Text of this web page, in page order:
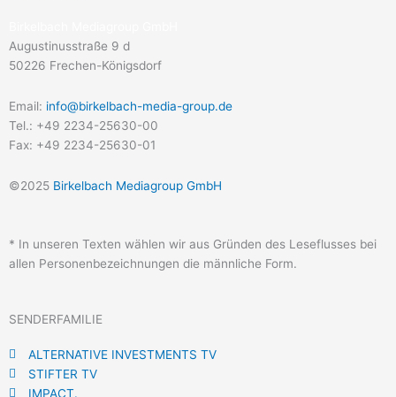
Augustinusstraße 9 d
50226 Frechen-Königsdorf
Email: info@birkelbach-media-group.de
Tel.: +49 2234-25630-00
Fax: +49 2234-25630-01
©2025 Birkelbach Mediagroup GmbH
* In unseren Texten wählen wir aus Gründen des Leseflusses bei
allen Personenbezeichnungen die männliche Form.
SENDERFAMILIE
ALTERNATIVE INVESTMENTS TV
STIFTER TV
IMPACT.